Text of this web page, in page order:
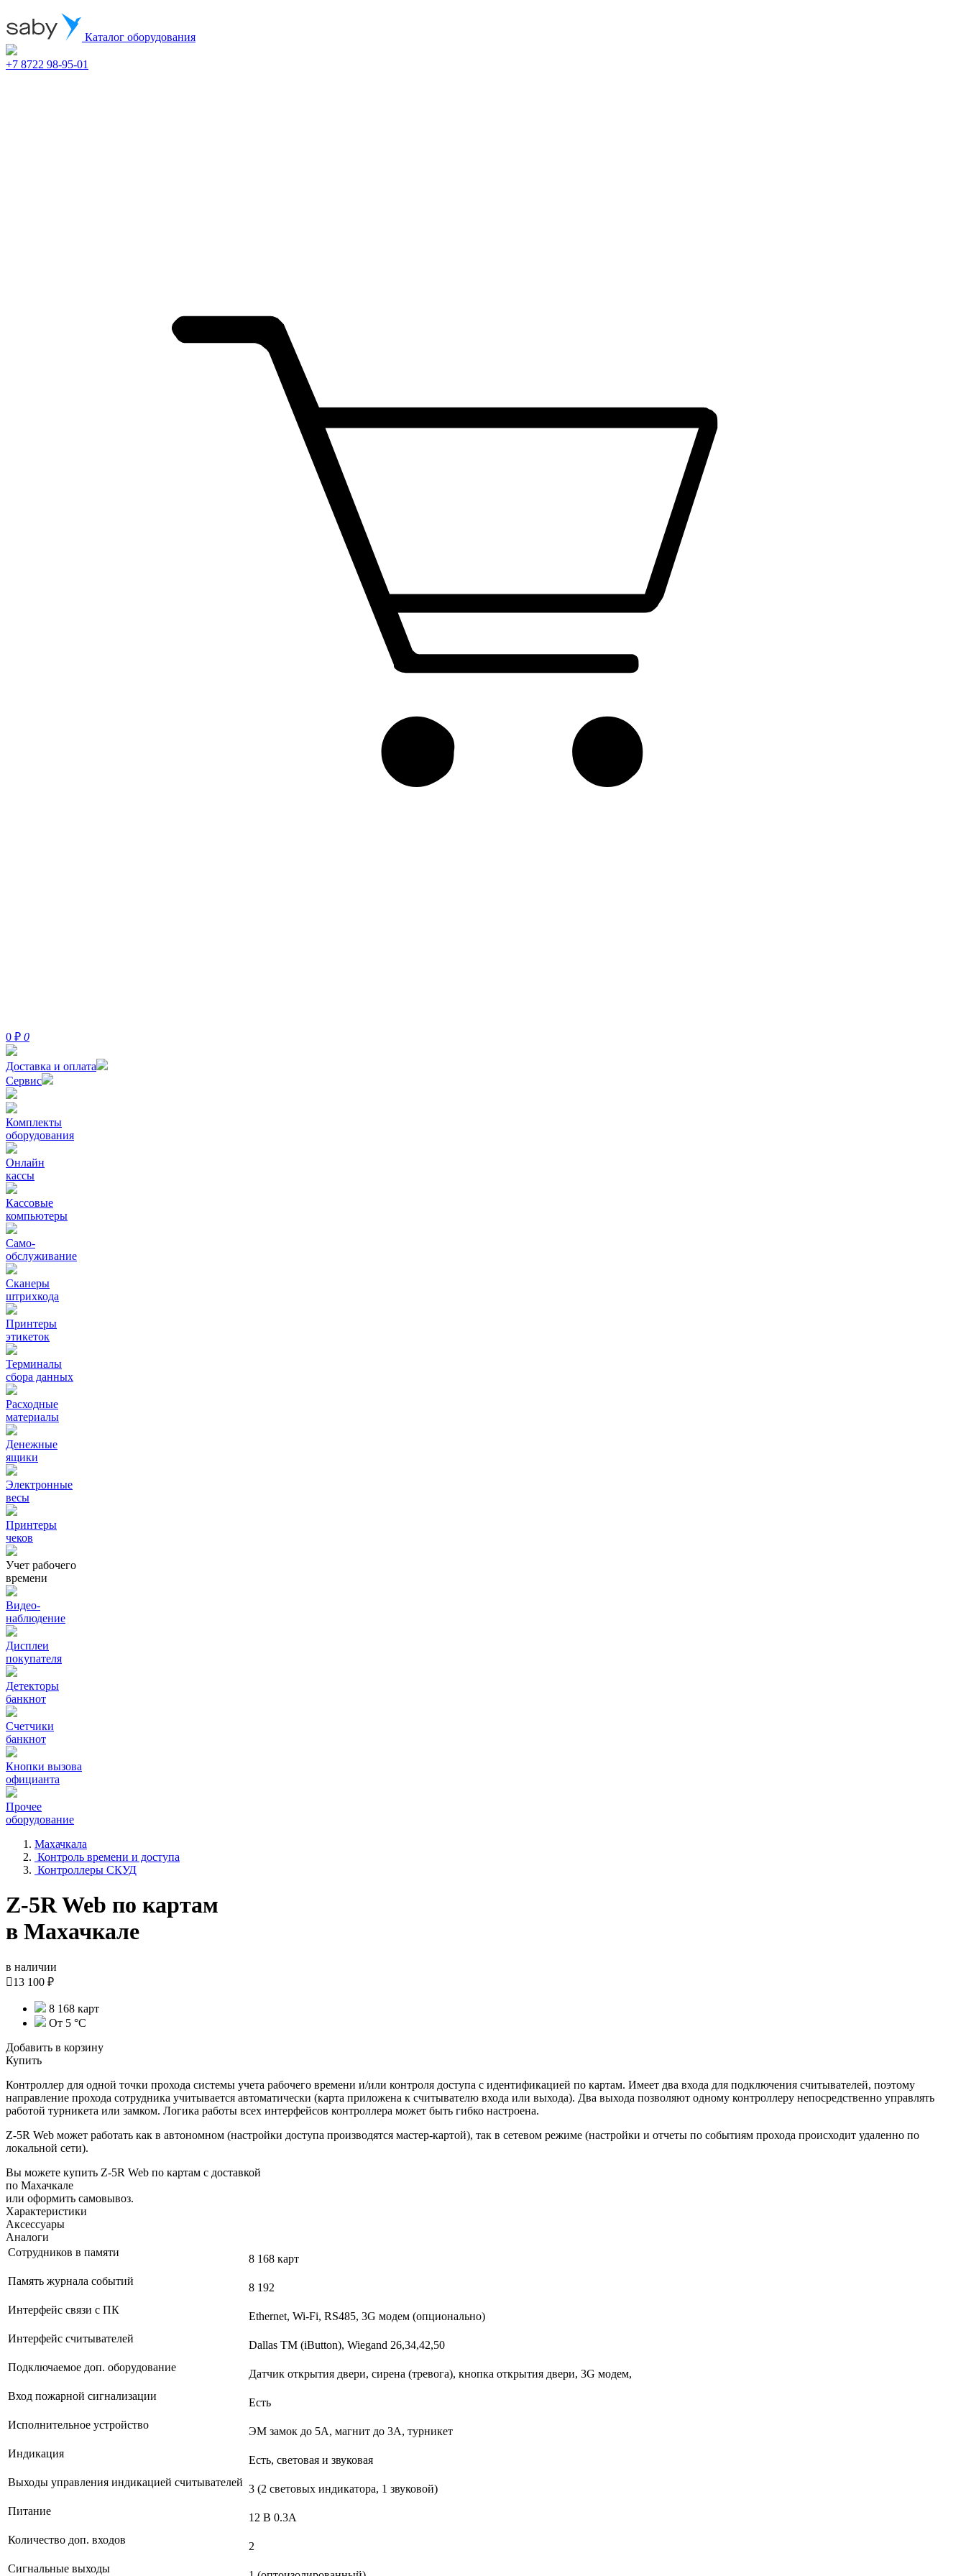
Каталог оборудования
+7 8722 98-95-01
0 ₽ 0
Доставка и оплата
Сервис
Комплекты
оборудования
Онлайн
кассы
Кассовые
компьютеры
Само-
обслуживание
Сканеры
штрихкода
Принтеры
этикеток
Терминалы
сбора данных
Расходные
материалы
Денежные
ящики
Электронные
весы
Принтеры
чеков
Учет рабочего
времени
Видео‑
наблюдение
Дисплеи
покупателя
Детекторы
банкнот
Счетчики
банкнот
Кнопки вызова
официанта
Прочее
оборудование
Махачкала
Контроль времени и доступа
Контроллеры СКУД
Z-5R Web по картам
в Махачкале
в наличии
13 100 ₽
8 168 карт
От 5 °С
Добавить в корзину
Купить
Контроллер для одной точки прохода системы учета рабочего времени и/или контроля доступа с идентификацией по картам. Имеет два входа для подключения считывателей, поэтому
направление прохода сотрудника учитывается автоматически (карта приложена к считывателю входа или выхода). Два выхода позволяют одному контроллеру непосредственно управлять
работой турникета или замком. Логика работы всех интерфейсов контроллера может быть гибко настроена.
Z-5R Web может работать как в автономном (настройки доступа производятся мастер-картой), так в сетевом режиме (настройки и отчеты по событиям прохода происходит удаленно по
локальной сети).
Вы можете купить Z-5R Web по картам с доставкой
по Махачкале
или оформить самовывоз.
Характеристики
Аксессуары
Аналоги
Сотрудников в памяти
8 168 карт
Память журнала событий
8 192
Интерфейс связи с ПК
Ethernet, Wi-Fi, RS485, 3G модем (опционально)
Интерфейс считывателей
Dallas TM (iButton), Wiegand 26,34,42,50
Подключаемое доп. оборудование
Датчик открытия двери, сирена (тревога), кнопка открытия двери, 3G модем,
Вход пожарной сигнализации
Есть
Исполнительное устройство
ЭМ замок до 5А, магнит до 3А, турникет
Индикация
Есть, световая и звуковая
Выходы управления индикацией считывателей
3 (2 световых индикатора, 1 звуковой)
Питание
12 B 0.3А
Количество доп. входов
2
Сигнальные выходы